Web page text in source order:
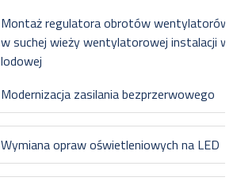
Montaż regulatora obrotów wentylatorów
w suchej wieży wentylatorowej instalacji
lodowej
Modernizacja zasilania bezprzerwowego
Wymiana opraw oświetleniowych na LED